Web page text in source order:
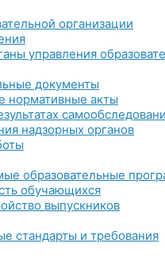
организации
управления
документы
нормативные акты
надзорных органов
образовательные
обучающихся
выпускников
стандарты и требования